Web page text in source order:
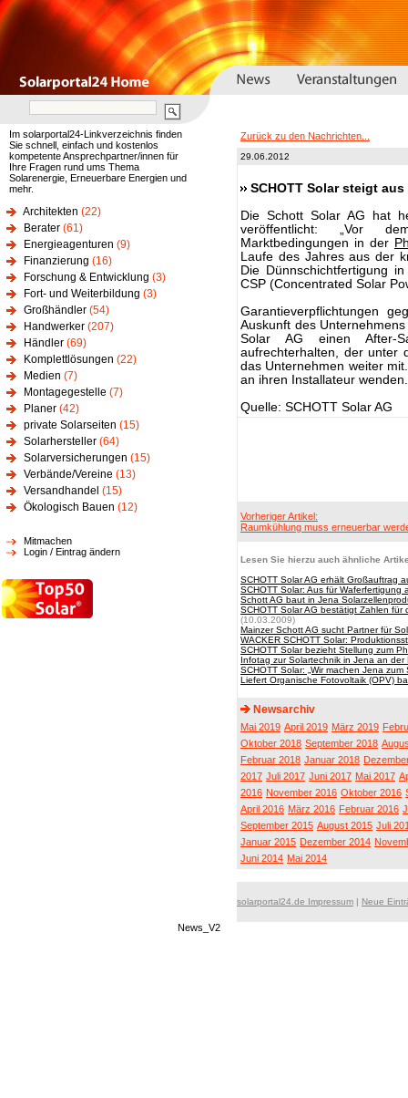
Im solarportal24-Linkverzeichnis finden
Sie schnell, einfach und kostenlos
kompetente Ansprechpartner/innen für
Ihre Fragen rund ums Thema
Solarenergie, Erneuerbare Energien und
mehr.
Architekten (22)
Berater (61)
Energieagenturen (9)
Finanzierung (16)
Forschung & Entwicklung (3)
Fort- und Weiterbildung (3)
Großhändler (54)
Handwerker (207)
Händler (69)
Komplettlösungen (22)
Medien (7)
Montagegestelle (7)
Planer (42)
private Solarseiten (15)
Solarhersteller (64)
Solarversicherungen (15)
Verbände/Vereine (13)
Versandhandel (15)
Ökologisch Bauen (12)
Mitmachen
Login / Eintrag ändern
Zurück zu den Nachrichten...
29.06.2012
SCHOTT Solar steigt
Die Schott Solar AG hat
veröffentlicht: „Vor
Marktbedingungen in der
Laufe des Jahres aus der
Die Dünnschichtfertigung
CSP (Concentrated Solar
Garantieverpflichtungen
Auskunft des
Solar AG einen After-
aufrechterhalten, der unter
das Unternehmen weiter
an ihren Installateur
Quelle: SCHOTT Solar AG
Vorheriger Artikel:
Raumkühlung muss erneuerbar
Lesen Sie hierzu auch ähnliche
SCHOTT Solar AG erhält Großauftrag
SCHOTT Solar: Aus für Waferfertigung
Schott AG baut in Jena
SCHOTT Solar AG bestätigt Zahlen
(10.03.2009)
Mainzer Schott AG sucht Partner für
WACKER SCHOTT Solar:
SCHOTT Solar bezieht Stellung zum
Infotag zur Solartechnik in Jena an
SCHOTT Solar: „Wir machen Jena zum
Liefert Organische Fotovoltaik (OPV)
Newsarchiv
Mai 2019 April 2019 März 2019
Oktober 2018 September 2018
Februar 2018 Januar 2018
2017 Juli 2017 Juni 2017 Mai 2017
2016 November 2016 Oktober 2016
April 2016 März 2016 Februar 2016
September 2015 August 2015 Juli
Januar 2015 Dezember 2014
Juni 2014 Mai 2014
solarportal24.de Impressum | Neue
News_V2